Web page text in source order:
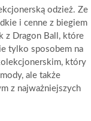
odzież. Ze
i cenne z biegiem
z Dragon Ball, które
tylko sposobem na
który
ale także
z najważniejszych